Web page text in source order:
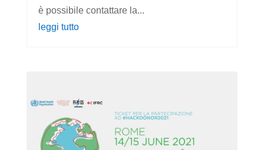
è possibile contattare la...
leggi tutto